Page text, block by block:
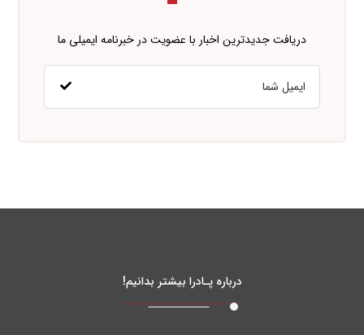
دریافت جدیدترین اخبار با عضویت در خبرنامه ایمیلی ما
درباره پـادرا بیشتر بدانیم!